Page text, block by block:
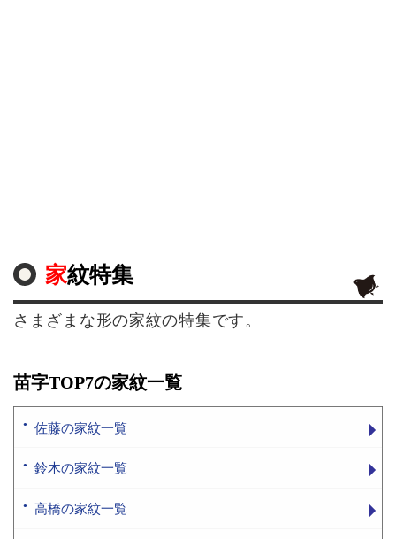
家紋特集
さまざまな形の家紋の特集です。
苗字TOP7の家紋一覧
佐藤の家紋一覧
鈴木の家紋一覧
高橋の家紋一覧